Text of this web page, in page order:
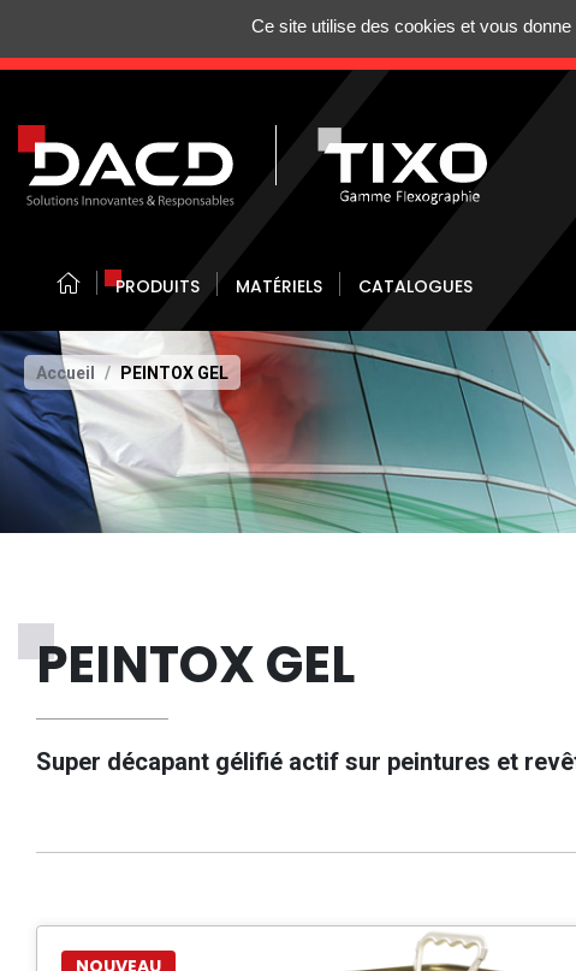
N'HÉSITEZ PAS
PRODUITS MATÉRIELS CATALOGUES
Accueil PEINTOX GEL
PEINTOX GEL
Super décapant gélifié actif sur peintures et
NOUVEAU
Ce site utilise des cookies et vous